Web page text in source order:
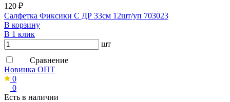
120 ₽
Салфетка Фиксики С ДР 33см 12шт/уп 703023
В корзину
В 1 клик
шт
Сравнение
Новинка ОПТ
0
0
Есть в наличии